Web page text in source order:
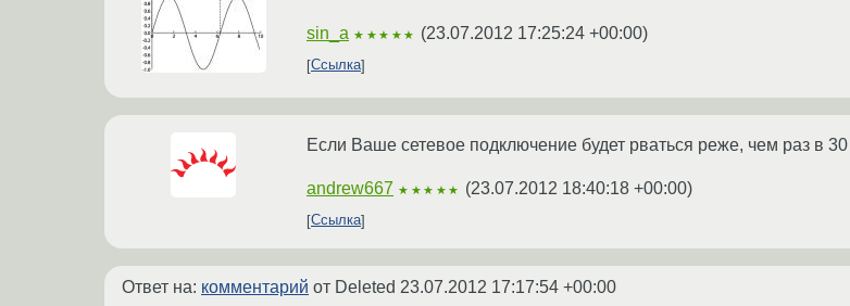
sin_a ★★★★★ (23.07.2012 17:25:24 +00:00)
Ссылка
Если Ваше сетевое подключение будет рваться реже, чем раз в
andrew667 ★★★★★ (23.07.2012 18:40:18 +00:00)
Ссылка
Ответ на: комментарий от Deleted 23.07.2012 17:17:54 +00:00